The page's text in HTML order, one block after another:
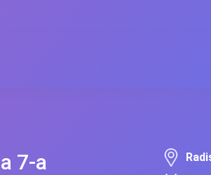
7-a